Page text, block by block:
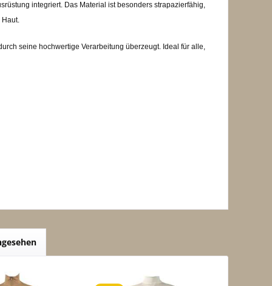
integriert. Das Material ist besonders strapazierfähig,
Haut.
seine hochwertige Verarbeitung überzeugt. Ideal für alle,